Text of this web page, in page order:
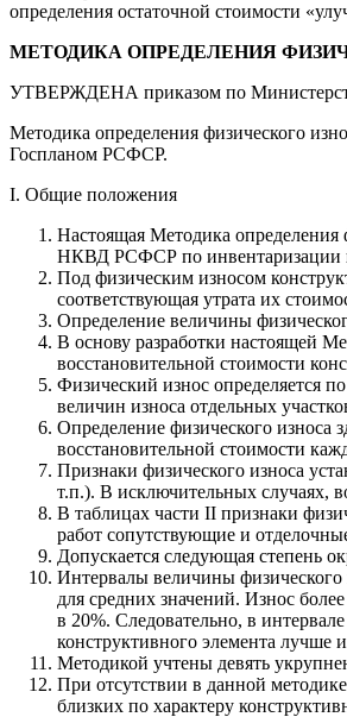
определения остаточной стоимости
МЕТОДИКА ОПРЕДЕЛЕНИЯ
УТВЕРЖДЕНА приказом по
Методика определения физического
Госпланом РСФСР.
I. Общие положения
Настоящая Методика определения
НКВД РСФСР по инвентаризации
Под физическим износом
соответствующая утрата их
Определение величины
В основу разработки настоящей
восстановительной стоимости
Физический износ определяется
величин износа отдельных
Определение физического износа
восстановительной стоимости
Признаки физического износа
т.п.). В исключительных случаях,
В таблицах части II признаки
работ сопутствующие и
Допускается следующая степень
Интервалы величины физического
для средних значений. Износ
в 20%. Следовательно, в
конструктивного элемента лучше
Методикой учтены девять
При отсутствии в данной
близких по характеру